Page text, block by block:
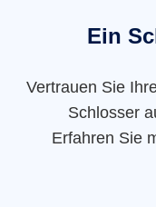
Ein
Vertrauen Sie
Schlosser
Erfahren Sie